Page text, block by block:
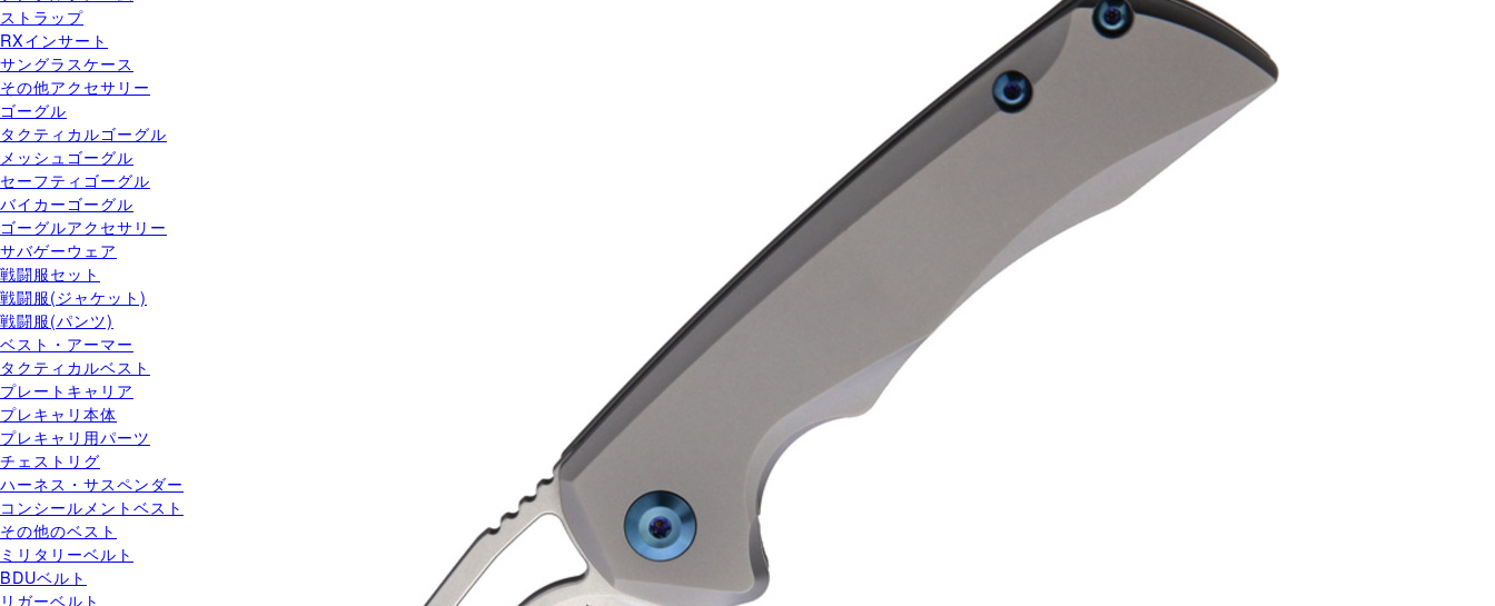
ストラップ
RXインサート
サングラスケース
その他アクセサリー
ゴーグル
タクティカルゴーグル
メッシュゴーグル
セーフティゴーグル
バイカーゴーグル
ゴーグルアクセサリー
サバゲーウェア
戦闘服セット
戦闘服(ジャケット)
戦闘服(パンツ)
ベスト・アーマー
タクティカルベスト
プレートキャリア
プレキャリ本体
プレキャリ用パーツ
チェストリグ
ハーネス・サスペンダー
コンシールメントベスト
その他のベスト
ミリタリーベルト
BDUベルト
リガーベルト